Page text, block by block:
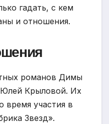
гадать, с кем
и отношения.
романов Димы
Крыловой. Их
время участия в
Звезд».